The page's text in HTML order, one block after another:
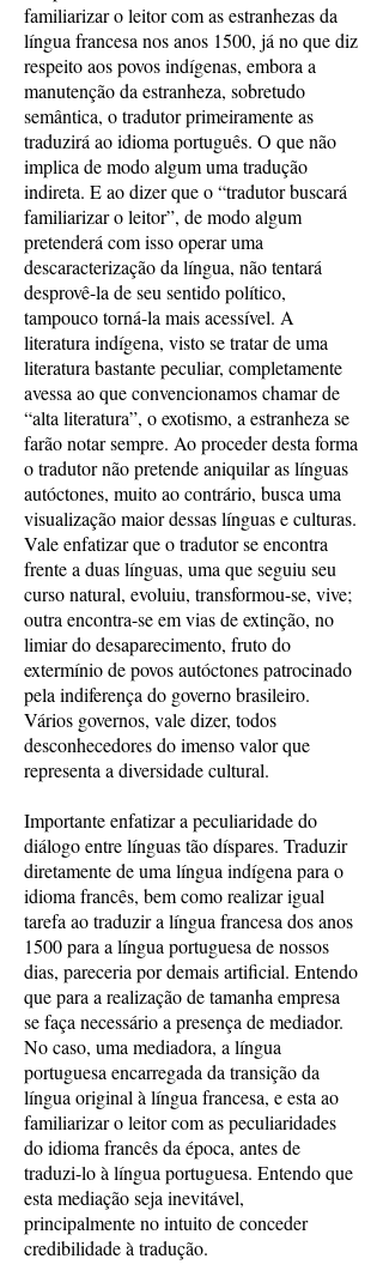
familiarizar o leitor com as estranhezas da
língua francesa nos anos 1500, já no que diz
respeito aos povos indígenas, embora a
manutenção da estranheza, sobretudo
semântica, o tradutor primeiramente as
traduzirá ao idioma português. O que não
implica de modo algum uma tradução
indireta. E ao dizer que o “tradutor buscará
familiarizar o leitor”, de modo algum
pretenderá com isso operar uma
descaracterização da língua, não tentará
desprovê-la de seu sentido político,
tampouco torná-la mais acessível. A
literatura indígena, visto se tratar de uma
literatura bastante peculiar, completamente
avessa ao que convencionamos chamar de
“alta literatura”, o exotismo, a estranheza se
farão notar sempre. Ao proceder desta forma
o tradutor não pretende aniquilar as línguas
autóctones, muito ao contrário, busca uma
visualização maior dessas línguas e culturas.
Vale enfatizar que o tradutor se encontra
frente a duas línguas, uma que seguiu seu
curso natural, evoluiu, transformou-se, vive;
outra encontra-se em vias de extinção, no
limiar do desaparecimento, fruto do
extermínio de povos autóctones patrocinado
pela indiferença do governo brasileiro.
Vários governos, vale dizer, todos
desconhecedores do imenso valor que
representa a diversidade cultural.
Importante enfatizar a peculiaridade do
diálogo entre línguas tão díspares. Traduzir
diretamente de uma língua indígena para o
idioma francês, bem como realizar igual
tarefa ao traduzir a língua francesa dos anos
1500 para a língua portuguesa de nossos
dias, pareceria por demais artificial. Entendo
que para a realização de tamanha empresa
se faça necessário a presença de mediador.
No caso, uma mediadora, a língua
portuguesa encarregada da transição da
língua original à língua francesa, e esta ao
familiarizar o leitor com as peculiaridades
do idioma francês da época, antes de
traduzi-lo à língua portuguesa. Entendo que
esta mediação seja inevitável,
principalmente no intuito de conceder
credibilidade à tradução.